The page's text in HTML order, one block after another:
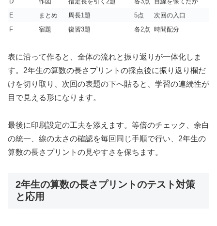
E
まとめ 周長1題 5点
次回の入口
F
宿題 復習3題 各2点 時間配分
表に沿って作ると、全体の流れと振り返りが一体化しま
す。2年生の算数の長さプリントの採点後に振り返り欄だ
けを切り取り、次回の表題の下へ貼ると、学習の連続性が
目で見える形になります。
最後に印刷設定の工夫を添えます。等倍のチェック、余白
の統一、線の太さの確認を毎回同じ手順で行い、2年生の
算数の長さプリントの見やすさを保ちます。
2年生の算数の長さプリントのテスト対策
と応用